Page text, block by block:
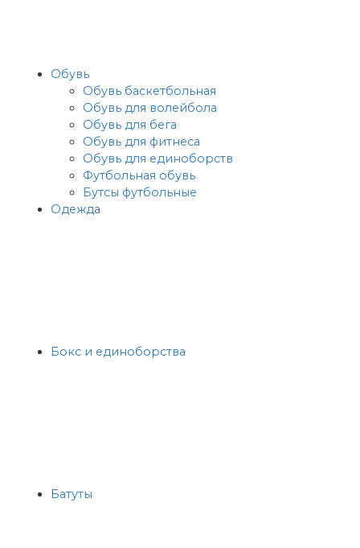
Обувь
Обувь баскетбольная
Обувь для волейбола
Обувь для бега
Обувь для фитнеса
Обувь для единоборств
Футбольная обувь
Бутсы футбольные
Одежда
Бокс и единоборства
Батуты